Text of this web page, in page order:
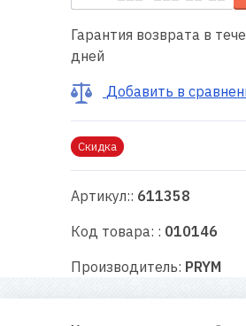
Контакты
нас
Гарантия возврата в
дней
Добавить в
Скидка
Артикул:: 611358
Код товара: : 010146
Производитель: PRYM